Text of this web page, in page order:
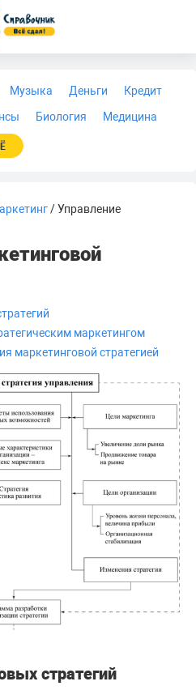
Музыка Деньги
Кредит
Биология
Медицина
/ Управление
маркетингом
маркетинговой стратегией
стратегий